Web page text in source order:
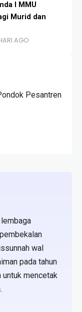
I MMU
Murid dan
AGO
Pesantren
wal
pada tahun
untuk mencetak